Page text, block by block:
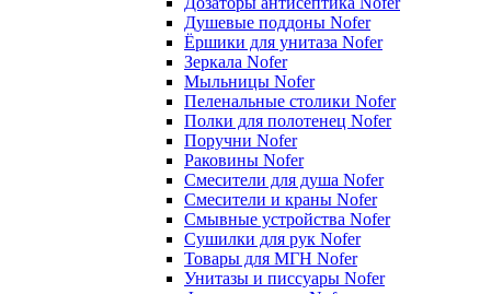
Душевые поддоны Nofer
Ёршики для унитаза Nofer
Зеркала Nofer
Мыльницы Nofer
Пеленальные столики Nofer
Полки для полотенец Nofer
Поручни Nofer
Раковины Nofer
Смесители для душа Nofer
Смесители и краны Nofer
Смывные устройства Nofer
Сушилки для рук Nofer
Товары для МГН Nofer
Унитазы и писсуары Nofer